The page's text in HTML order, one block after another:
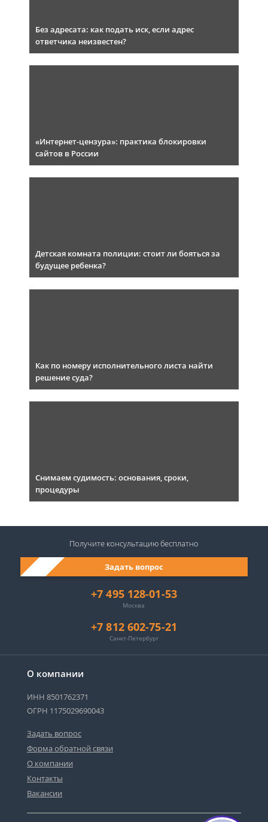
Без адресата: как подать иск, если адрес
ответчика неизвестен?
«Интернет-цензура»: практика блокировки
сайтов в России
Детская комната полиции: стоит ли бояться за
будущее ребенка?
Как по номеру исполнительного листа найти
решение суда?
Снимаем судимость: основания, сроки,
процедуры
О компании
ИНН 8501762371
ОГРН 1175029690043
Задать вопрос
Форма обратной связи
О компании
Контакты
Вакансии
+7 495 128-01-53
Москва
+7 812 602-75-21
Санкт-Петербург
Задать вопрос
Получите консультациюбесплатно